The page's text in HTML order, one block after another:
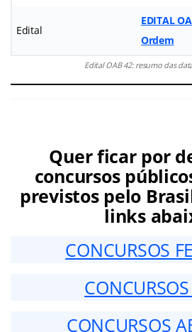
Edital
EDITAL
Ordem
Edital OAB 42: resumo das
Quer ficar por
concursos
previstos pelo
links
CONCURSOS
CONCURSOS